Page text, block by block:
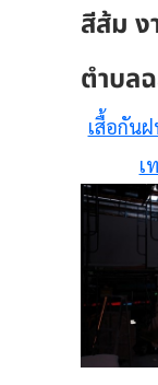
สีส้ม ง
ตำบล
เสื้อกัน
เ